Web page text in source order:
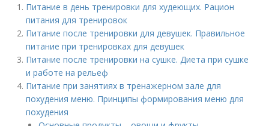
Питание в день тренировки для худеющих. Рацион
питания для тренировок
Питание после тренировки для девушек. Правильное
питание при тренировках для девушек
Питание после тренировки на сушке. Диета при сушке
и работе на рельеф
Питание при занятиях в тренажерном зале для
похудения меню. Принципы формирования меню для
похудения